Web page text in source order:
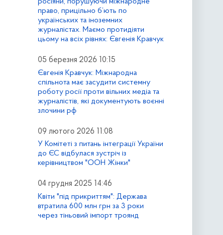
право, прицільно б’ють по
українських та іноземних
журналістах. Маємо протидіяти
цьому на всіх рівнях: Євгенія Кравчук
05 березня 2026 10:15
Євгенія Кравчук: Міжнародна
спільнота має засудити системну
роботу росії проти вільних медіа та
журналістів, які документують воєнні
злочини рф
09 лютого 2026 11:08
У Комітеті з питань інтеграції України
до ЄС відбулася зустріч із
керівництвом "ООН Жінки"
04 грудня 2025 14:46
Квіти "під прикриттям": Держава
втратила 600 млн грн за 3 роки
через тіньовий імпорт троянд